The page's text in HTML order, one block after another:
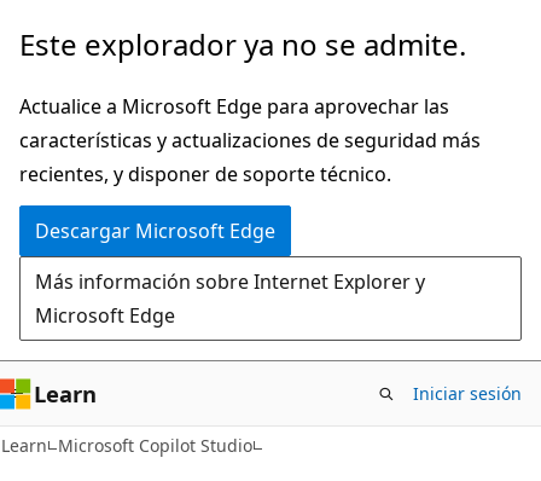
Ir
contenido
principal
Este explorador ya no se admite.
Actualice a Microsoft Edge para aprovechar las
características y actualizaciones de seguridad más
recientes, y disponer de soporte técnico.
Descargar Microsoft Edge
Más información sobre Internet Explorer y
Microsoft Edge
Learn Iniciar sesión
Learn Microsoft Copilot Studio